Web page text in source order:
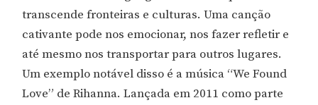
transcende fronteiras e culturas. Uma canção
cativante pode nos emocionar, nos fazer refletir e
até mesmo nos transportar para outros lugares.
Um exemplo notável disso é a música “We Found
Love” de Rihanna. Lançada em 2011 como parte